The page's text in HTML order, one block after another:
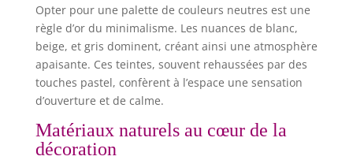
Opter pour une palette de couleurs neutres est une
règle d’or du minimalisme. Les nuances de blanc,
beige, et gris dominent, créant ainsi une atmosphère
apaisante. Ces teintes, souvent rehaussées par des
touches pastel, confèrent à l’espace une sensation
d’ouverture et de calme.
Matériaux naturels au cœur de la
décoration